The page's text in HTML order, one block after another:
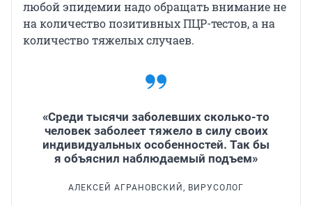
любой эпидемии надо обращать внимание не
на количество позитивных ПЦР-тестов, а на
количество тяжелых случаев.
«Среди тысячи заболевших сколько-то
человек заболеет тяжело в силу своих
индивидуальных особенностей. Так бы
я объяснил наблюдаемый подъем»
АЛЕКСЕЙ АГРАНОВСКИЙ, ВИРУСОЛОГ